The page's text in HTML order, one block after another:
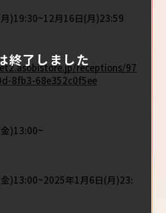
)19:30~12月16日(月)23:59
receptions/97
8fb3-68e352c0f5ee
)13:00~
)13:00~2025年1月6日(月)23:
終了しました